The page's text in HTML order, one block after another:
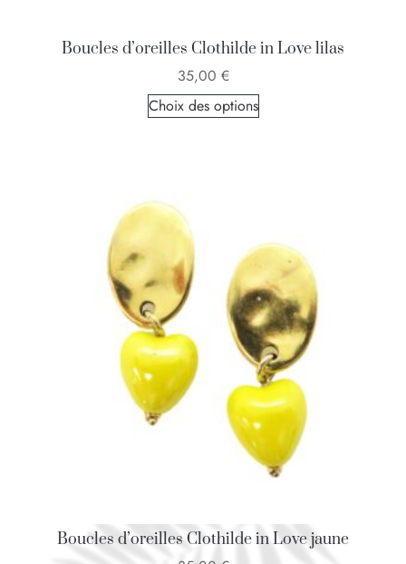
Boucles d’oreilles Clothilde in Love lilas
35,00 €
Choix des options
Boucles d’oreilles Clothilde in Love jaune